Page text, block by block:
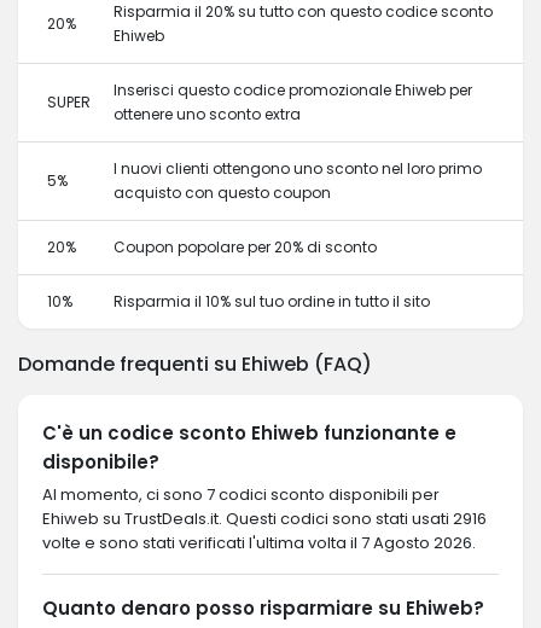
20%
Risparmia il 20% su tutto con questo codice sconto
Ehiweb
SUPER
Inserisci questo codice promozionale Ehiweb per
ottenere uno sconto extra
5%
I nuovi clienti ottengono uno sconto nel loro primo
acquisto con questo coupon
20% Coupon popolare per 20% di sconto
10% Risparmia il 10% sul tuo ordine in tutto il sito
Domande frequenti su Ehiweb (FAQ)
C'è un codice sconto Ehiweb funzionante e
disponibile?
Al momento, ci sono 7 codici sconto disponibili per
Ehiweb su TrustDeals.it. Questi codici sono stati usati 2916
volte e sono stati verificati l'ultima volta il 7 Agosto 2026.
Quanto denaro posso risparmiare su Ehiweb?